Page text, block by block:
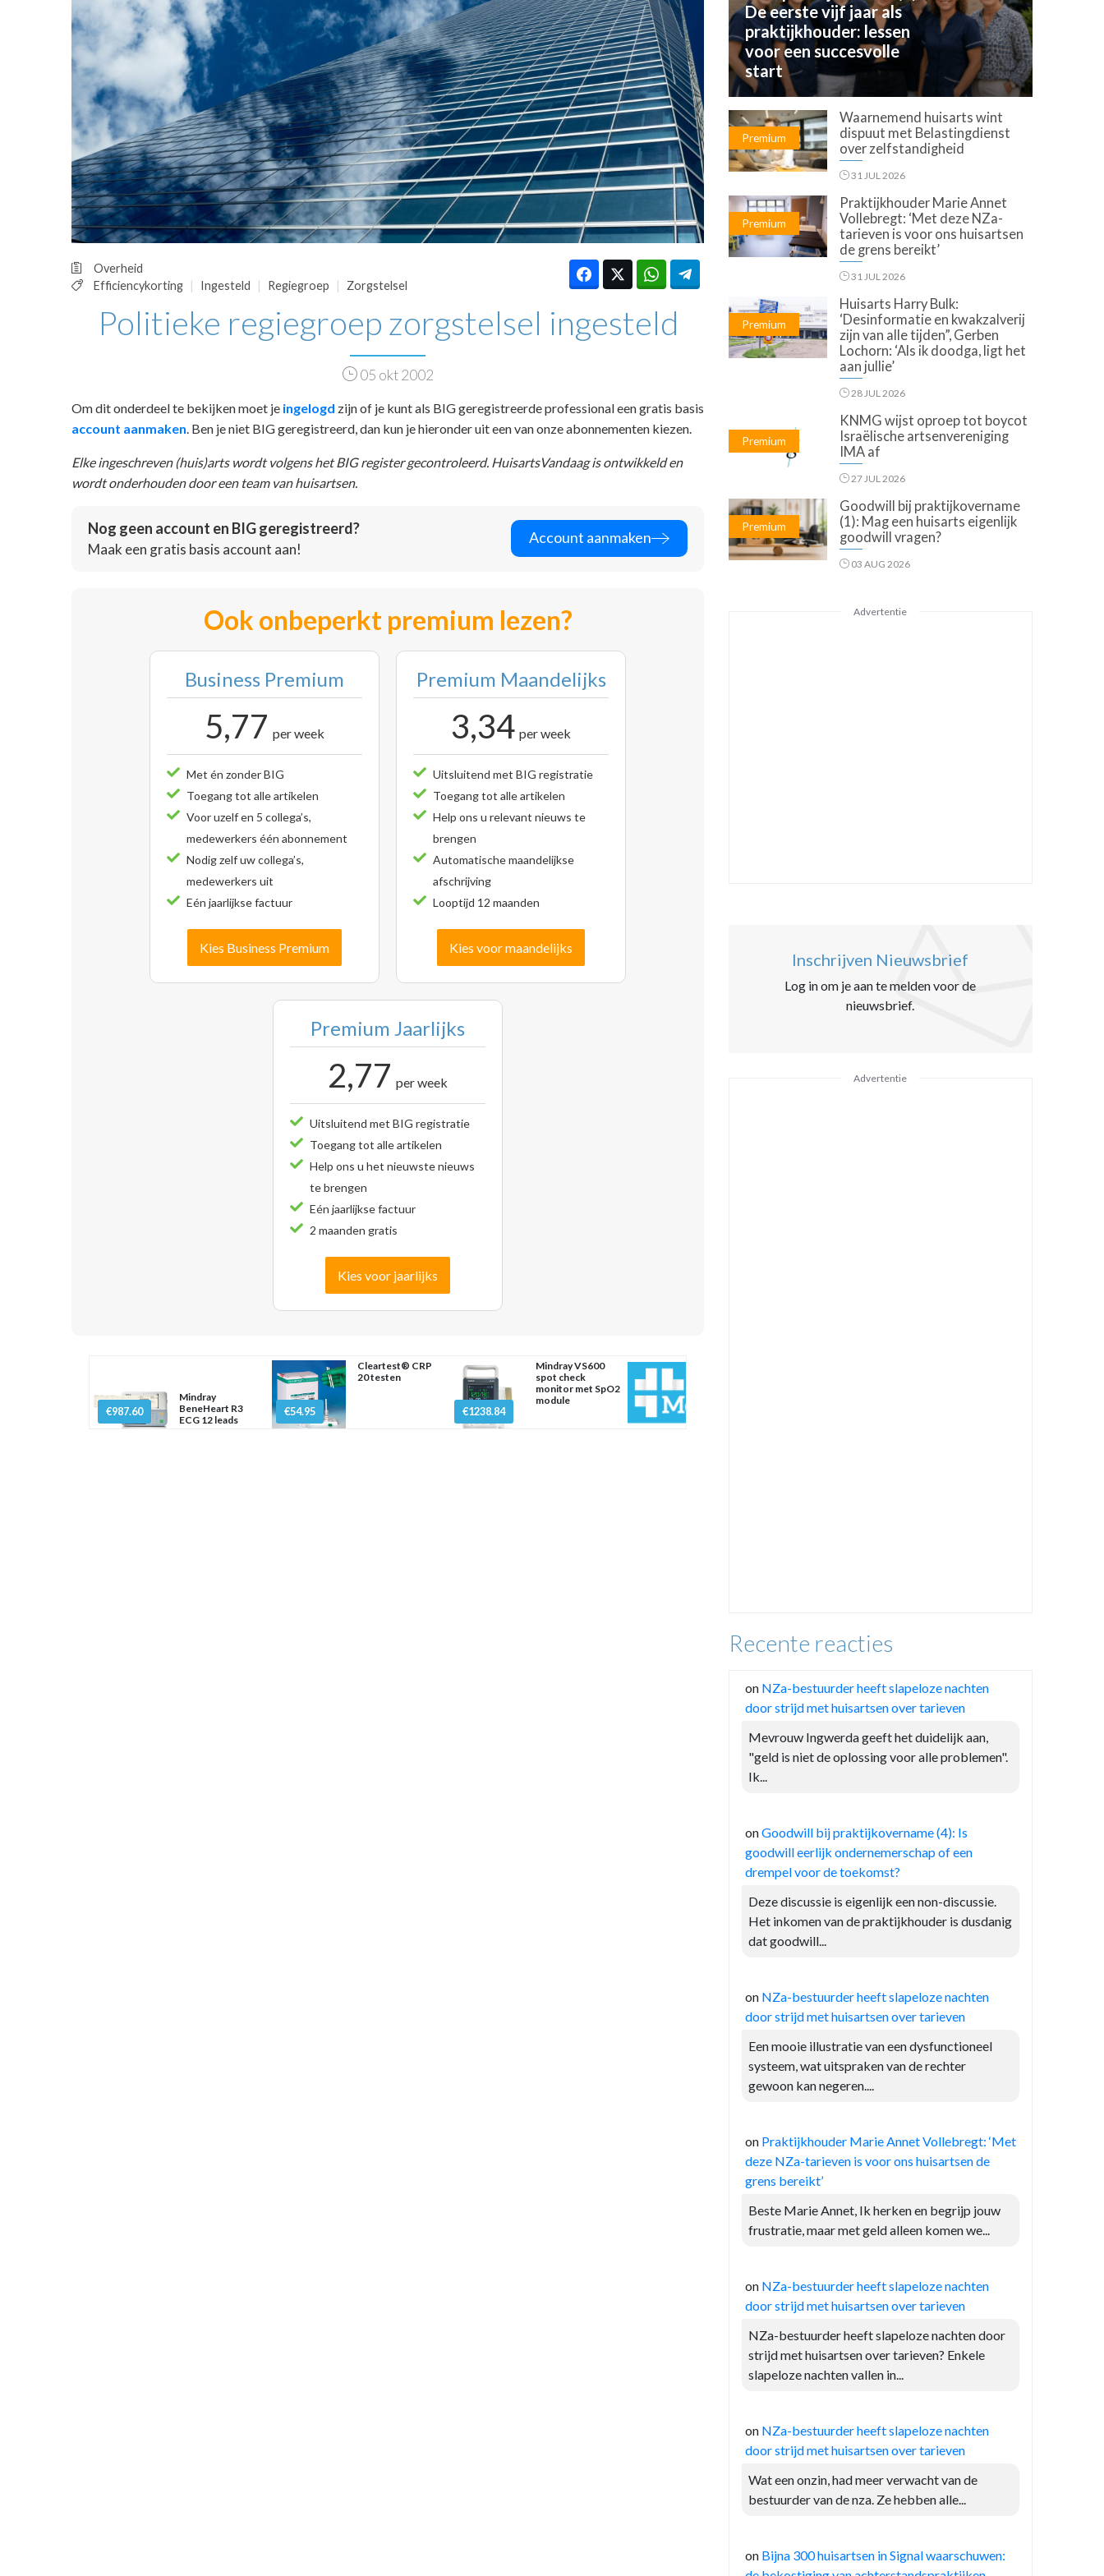
OPINIE
HUISARTSENPOST
PRAKTIJKZAKEN
TARIEVEN
VPHUISARTSEN
MEDISCHE VAKHANDEL
INLOGGEN
REGISTRATIE
Overheid
Efficiencykorting
Ingesteld Regiegroep Zorgstelsel
Politieke regiegroep zorgstelsel ingesteld
05 okt 2002
Om dit onderdeel te bekijken moet je ingelogd zijn of je kunt als BIG geregistreerde professional een gratis basis
account aanmaken . Ben je niet BIG geregistreerd, dan kun je hieronder uit een van onze abonnementen kiezen.
Elke ingeschreven (huis)arts wordt volgens het BIG register gecontroleerd. HuisartsVandaag is ontwikkeld en
wordt onderhouden door een team van huisartsen.
Nog geen account en BIG geregistreerd?
Maak een gratis basis account aan!
Account aanmaken
Ook onbeperkt premium lezen?
Business Premium
5,77 per week
Met én zonder BIG
Toegang tot alle artikelen
Voor uzelf en 5 collega’s,
medewerkers één abonnement
Nodig zelf uw collega’s,
medewerkers uit
Eén jaarlijkse factuur
Kies Business Premium
Premium Maandelijks
3,34 per week
Uitsluitend met BIG registratie
Toegang tot alle artikelen
Help ons u relevant nieuws te
brengen
Automatische maandelijkse
afschrijving
Looptijd 12 maanden
Kies voor maandelijks
Premium Jaarlijks
2,77 per week
Uitsluitend met BIG registratie
Toegang tot alle artikelen
Help ons u het nieuwste nieuws
te brengen
Eén jaarlijkse factuur
2 maanden gratis
Kies voor jaarlijks
€987.60
Mindray
BeneHeart R3
ECG 12 leads
€54.95
Cleartest® CRP
20 testen
€1238.84
Mindray VS600
spot check
monitor met SpO2
module
De eerste vijf jaar als
praktijkhouder: lessen
voor een succesvolle
start
Premium
Waarnemend huisarts wint
dispuut met Belastingdienst
over zelfstandigheid
31 JUL 2026
Premium
Praktijkhouder Marie Annet
Vollebregt: ‘Met deze NZa-
tarieven is voor ons huisartsen
de grens bereikt’
31 JUL 2026
Premium
Huisarts Harry Bulk:
‘Desinformatie en kwakzalverij
zijn van alle tijden”, Gerben
Lochorn: ‘Als ik doodga, ligt het
aan jullie’
28 JUL 2026
Premium
KNMG wijst oproep tot boycot
Israëlische artsenvereniging
IMA af
27 JUL 2026
Premium
Goodwill bij praktijkovername
(1): Mag een huisarts eigenlijk
goodwill vragen?
03 AUG 2026
Advertentie
Inschrijven Nieuwsbrief
Log in om je aan te melden voor de
nieuwsbrief.
Advertentie
Recente reacties
on NZa-bestuurder heeft slapeloze nachten
door strijd met huisartsen over tarieven
Mevrouw Ingwerda geeft het duidelijk aan,
"geld is niet de oplossing voor alle problemen".
Ik...
onGoodwill bij praktijkovername (4): Is
goodwill eerlijk ondernemerschap of een
drempel voor de toekomst?
Deze discussie is eigenlijk een non-discussie.
Het inkomen van de praktijkhouder is dusdanig
dat goodwill...
on NZa-bestuurder heeft slapeloze nachten
door strijd met huisartsen over tarieven
Een mooie illustratie van een dysfunctioneel
systeem, wat uitspraken van de rechter
gewoon kan negeren....
on Praktijkhouder Marie Annet Vollebregt: ‘Met
deze NZa-tarieven is voor ons huisartsen de
grens bereikt’
Beste Marie Annet, Ik herken en begrijp jouw
frustratie, maar met geld alleen komen we...
on NZa-bestuurder heeft slapeloze nachten
door strijd met huisartsen over tarieven
NZa-bestuurder heeft slapeloze nachten door
strijd met huisartsen over tarieven? Enkele
slapeloze nachten vallen in...
on NZa-bestuurder heeft slapeloze nachten
door strijd met huisartsen over tarieven
Wat een onzin, had meer verwacht van de
bestuurder van de nza. Ze hebben alle...
on Bijna 300 huisartsen in Signal waarschuwen: